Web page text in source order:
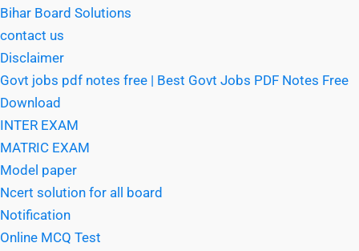
Bihar Board Solutions
contact us
Disclaimer
Govt jobs pdf notes free | Best Govt Jobs PDF Notes Free
Download
INTER EXAM
MATRIC EXAM
Model paper
Ncert solution for all board
Notification
Online MCQ Test